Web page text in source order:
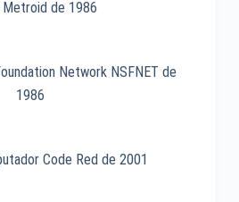
Metroid de 1986
Network NSFNET de
1986
Code Red de 2001